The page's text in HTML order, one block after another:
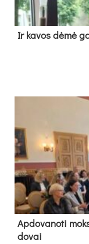
Ir ka­vos dė­mė
Ap­do­va­no­ti
do­vai